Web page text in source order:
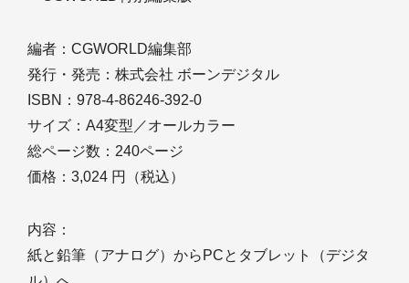
編者：CGWORLD編集部
発行・発売：株式会社 ボーンデジタル
ISBN：978-4-86246-392-0
サイズ：A4変型／オールカラー
総ページ数：240ページ
価格：3,024 円（税込）
内容：
紙と鉛筆（アナログ）からPCとタブレット（デジタ